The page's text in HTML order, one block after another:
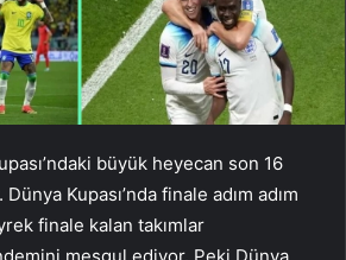
büyük heyecan son 16
Kupası’nda finale adım adım
finale kalan takımlar
meşgul ediyor. Peki Dünya